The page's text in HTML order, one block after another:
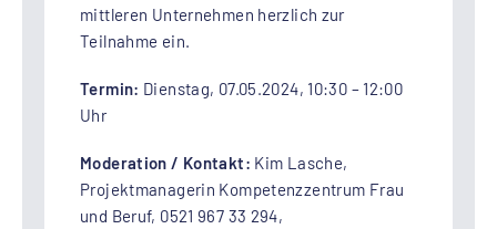
mittleren Unternehmen herzlich zur
Teilnahme ein.
Termin: Dienstag, 07.05.2024, 10:30 – 12:00
Uhr
Moderation / Kontakt: Kim Lasche,
Projektmanagerin Kompetenzzentrum Frau
und Beruf, 0521 967 33 294,